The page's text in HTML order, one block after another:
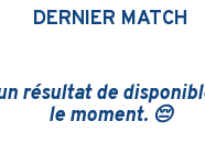
DERNIER MATCH
résultat de
le moment. 😔